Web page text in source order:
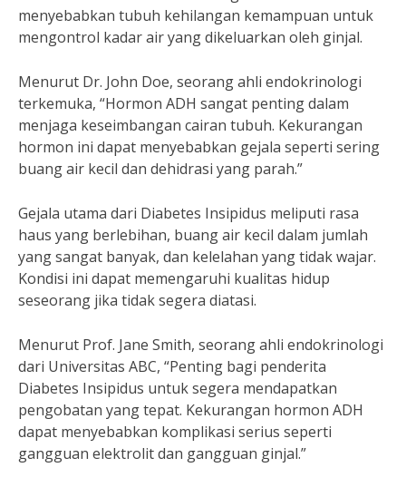
menyebabkan tubuh kehilangan kemampuan untuk
mengontrol kadar air yang dikeluarkan oleh ginjal.
Menurut Dr. John Doe, seorang ahli endokrinologi
terkemuka, “Hormon ADH sangat penting dalam
menjaga keseimbangan cairan tubuh. Kekurangan
hormon ini dapat menyebabkan gejala seperti sering
buang air kecil dan dehidrasi yang parah.”
Gejala utama dari Diabetes Insipidus meliputi rasa
haus yang berlebihan, buang air kecil dalam jumlah
yang sangat banyak, dan kelelahan yang tidak wajar.
Kondisi ini dapat memengaruhi kualitas hidup
seseorang jika tidak segera diatasi.
Menurut Prof. Jane Smith, seorang ahli endokrinologi
dari Universitas ABC, “Penting bagi penderita
Diabetes Insipidus untuk segera mendapatkan
pengobatan yang tepat. Kekurangan hormon ADH
dapat menyebabkan komplikasi serius seperti
gangguan elektrolit dan gangguan ginjal.”